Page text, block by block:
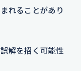
れることがあり
解を招く可能性